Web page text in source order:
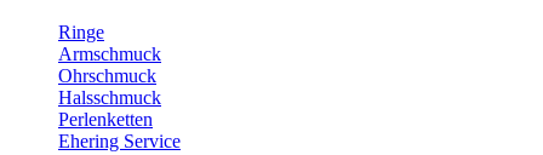
Ringe
Armschmuck
Ohrschmuck
Halsschmuck
Perlenketten
Ehering Service